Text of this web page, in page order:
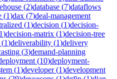
(2)database (7)dataflows
(1)dax (7)deal-management
(1)decision (1)decision-
1)decision-matrix (1)decision-tree
(1)deliverability (1)delivery
(3)demand-planning
(10)deployment-
(1)developer(1)development